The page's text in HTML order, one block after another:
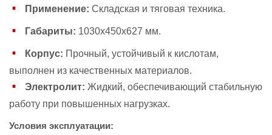
Применение: Складская и тяговая техника.
Габариты: 1030х450х627 мм.
Корпус: Прочный, устойчивый к кислотам,
выполнен из качественных материалов.
Электролит: Жидкий, обеспечивающий стабильную
работу при повышенных нагрузках.
Условия эксплуатации: